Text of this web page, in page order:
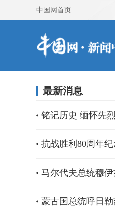
中国网首页
最新消息
铭记历史 缅怀先
抗战胜利80周年
马尔代夫总统穆
蒙古国总统呼日